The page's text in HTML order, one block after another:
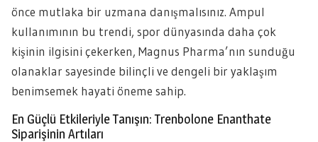
önce mutlaka bir uzmana danışmalısınız. Ampul
kullanımının bu trendi, spor dünyasında daha çok
kişinin ilgisini çekerken, Magnus Pharma’nın sunduğu
olanaklar sayesinde bilinçli ve dengeli bir yaklaşım
benimsemek hayati öneme sahip.
En Güçlü Etkileriyle Tanışın: Trenbolone Enanthate
Siparişinin Artıları